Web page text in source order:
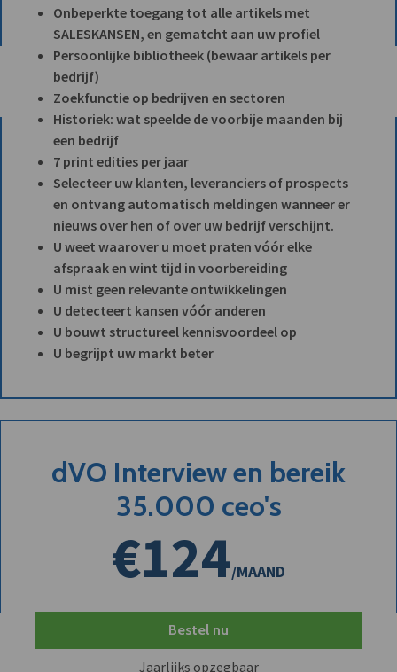
Onbeperkte toegang tot alle artikels met
SALESKANSEN, en gematcht aan uw profiel
Persoonlijke bibliotheek (bewaar artikels per
bedrijf)
Zoekfunctie op bedrijven en sectoren
Historiek: wat speelde de voorbije maanden bij
een bedrijf
7 print edities per jaar
Selecteer uw klanten, leveranciers of prospects
en ontvang automatisch meldingen wanneer er
nieuws over hen of over uw bedrijf verschijnt.
U weet waarover u moet praten vóór elke
afspraak en wint tijd in voorbereiding
U mist geen relevante ontwikkelingen
U detecteert kansen vóór anderen
U bouwt structureel kennisvoordeel op
U begrijpt uw markt beter
dVO Interview en bereik
35.000 ceo's
€124/MAAND
Bestel nu
Jaarlijks opzegbaar